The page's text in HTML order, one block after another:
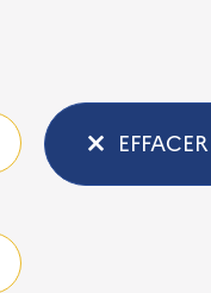
EFFACER